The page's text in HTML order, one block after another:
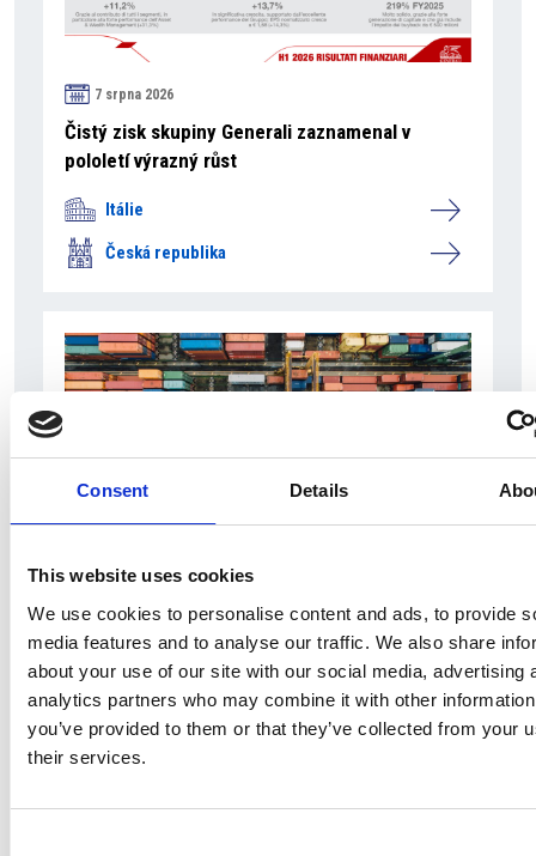
Consent Details
This website uses cookies
We use cookies to personalise content and ads, to provide
media features and to analyse our traffic. We also share
about your use of our site with our social media, advertising
analytics partners who may combine it with other
you’ve provided to them or that they’ve collected from your
their services.
7 srpna 2026
Čistý zisk skupiny Generali zaznamenal v
pololetí výrazný růst
Itálie
Česká republika
6 srpna 2026
Zahraniční obchod Itálie – ČR v pololetí převýšil
deset miliard eur
Přehled Ekonomika
Itálie